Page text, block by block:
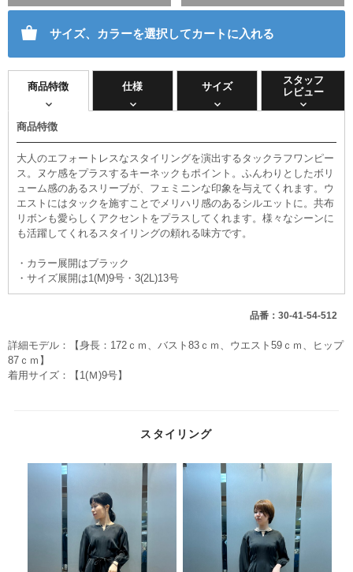
サイズ、カラーを選択してカートに入れる
商品特徴 仕様 サイズ
スタッフ
レビュー
商品特徴
大人のエフォートレスなスタイリングを演出するタックラフワンピー
ス。ヌケ感をプラスするキーネックもポイント。ふんわりとしたボリ
ューム感のあるスリーブが、フェミニンな印象を与えてくれます。ウ
エストにはタックを施すことでメリハリ感のあるシルエットに。共布
リボンも愛らしくアクセントをプラスしてくれます。様々なシーンに
も活躍してくれるスタイリングの頼れる味方です。
・カラー展開はブラック
・サイズ展開は1(M)9号・3(2L)13号
品番：30-41-54-512
詳細モデル：【身長：172ｃｍ、バスト83ｃｍ、ウエスト59ｃｍ、ヒップ
87ｃｍ】
着用サイズ：【1(Ｍ)9号】
スタイリング